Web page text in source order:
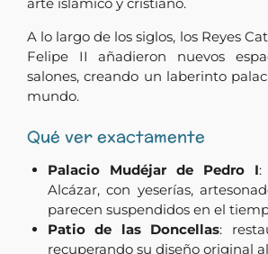
arte islámico y cristiano.
A lo largo de los siglos, los Reyes
Felipe II añadieron nuevos
salones, creando un laberinto
mundo.
Qué ver exactamente
Palacio Mudéjar de Pedro I:
Alcázar, con yeserías,
parecen suspendidos en el
Patio de las Doncellas:
recuperando su diseño original